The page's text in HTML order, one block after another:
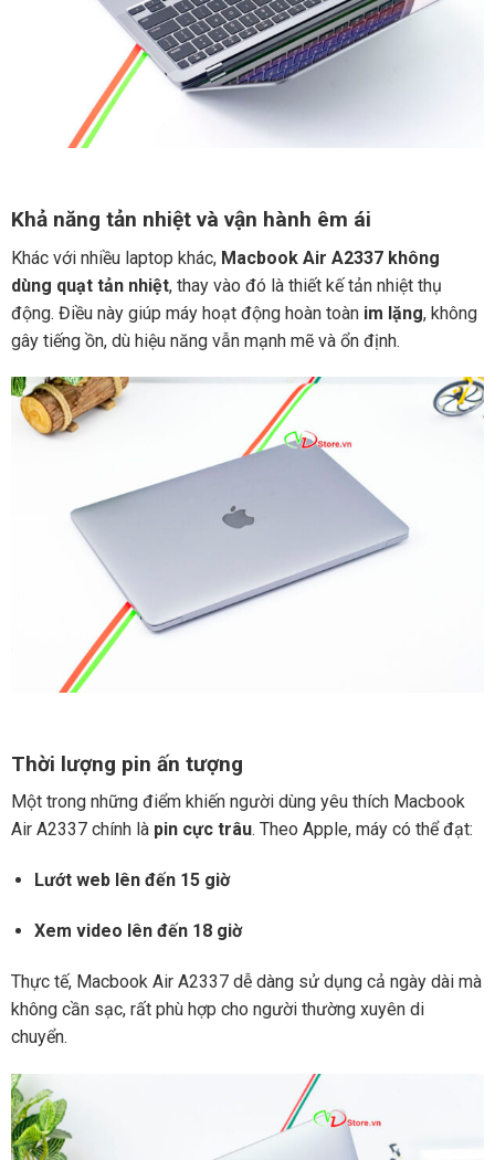
Khả năng tản nhiệt và vận hành êm ái
Khác với nhiều laptop khác, Macbook Air A2337 không
dùng quạt tản nhiệt, thay vào đó là thiết kế tản nhiệt thụ
động. Điều này giúp máy hoạt động hoàn toàn im lặng, không
gây tiếng ồn, dù hiệu năng vẫn mạnh mẽ và ổn định.
Thời lượng pin ấn tượng
Một trong những điểm khiến người dùng yêu thích Macbook
Air A2337 chính là pin cực trâu. Theo Apple, máy có thể đạt:
Lướt web lên đến 15 giờ
Xem video lên đến 18 giờ
Thực tế, Macbook Air A2337 dễ dàng sử dụng cả ngày dài mà
không cần sạc, rất phù hợp cho người thường xuyên di
chuyển.